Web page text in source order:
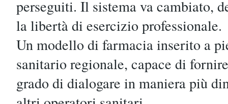
perseguiti. Il sistema va cambiato,
la libertà di esercizio professionale.
Un modello di farmacia inserito a
sanitario regionale, capace di
grado di dialogare in maniera più